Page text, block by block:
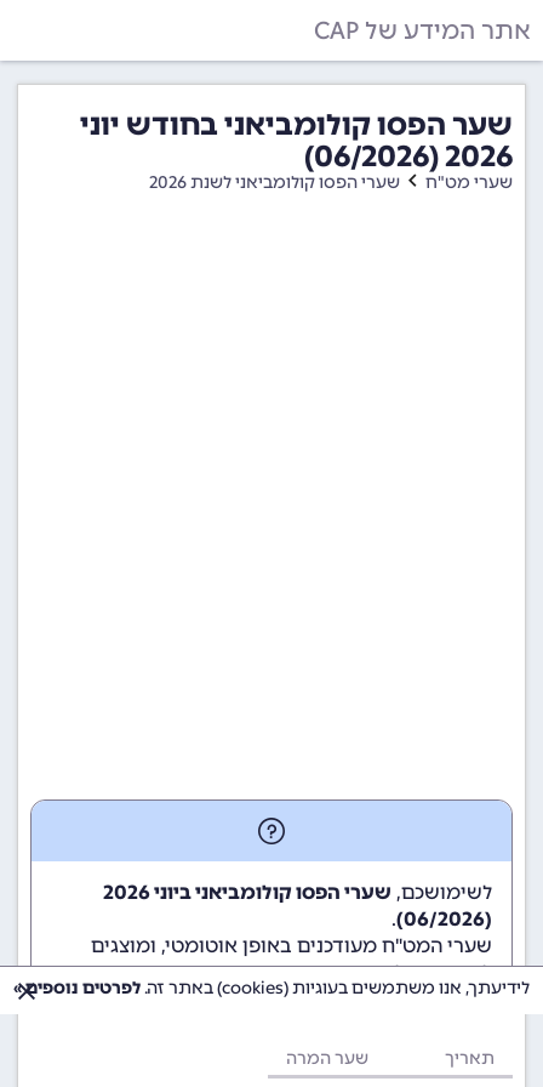
אתר המידע של CAP
שער הפסו קולומביאני בחודש יוני
2026 (06/2026)
שערי מט"ח שערי הפסו קולומביאני לשנת 2026
לשימושכם,
שערי הפסו קולומביאני ביוני 2026
(06/2026)
.
שערי המט"ח מעודכנים באופן אוטומטי, ומוצגים
לשימוש גולשי ומשתמשי האתר.
תאריך שער המרה
לידיעתך, אנו משתמשים בעוגיות (cookies) באתר זה. לפרטים נוספים »